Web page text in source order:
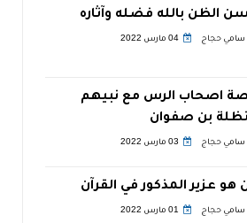
الظن بالله فضله وآثاره
سامي حجاج 04 مارس 2022
اصحاب الرس مع نبيهم
بن صفوان
سامي حجاج 03 مارس 2022
هو عزير المذكور في القرآن
سامي حجاج 01 مارس 2022